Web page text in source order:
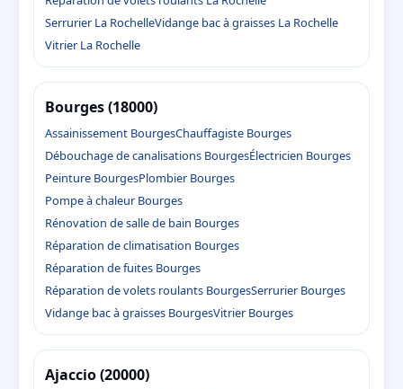
Serrurier La RochelleVidange bac à graisses La Rochelle
Vitrier La Rochelle
Bourges (18000)
Assainissement BourgesChauffagiste Bourges
Débouchage de canalisations BourgesÉlectricien Bourges
Peinture BourgesPlombier Bourges
Pompe à chaleur Bourges
Rénovation de salle de bain Bourges
Réparation de climatisation Bourges
Réparation de fuites Bourges
Réparation de volets roulants BourgesSerrurier Bourges
Vidange bac à graisses BourgesVitrier Bourges
Ajaccio (20000)